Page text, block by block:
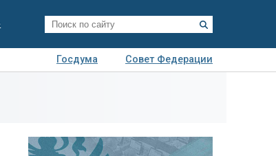
Госдума
Совет Федерации